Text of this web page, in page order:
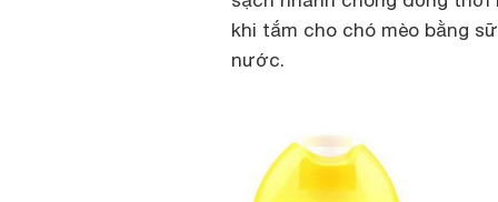
khi tắm cho chó mèo bằng
nước.